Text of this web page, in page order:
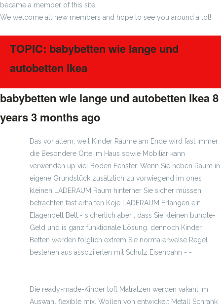
became a member of this site.
We welcome all new members and hope to see you around a lot!
TOPIC: babybetten wie lange und
autobetten ikea
babybetten wie lange und autobetten ikea8
years 3 months ago
Das vor allem, weil Kinder Räume am Ende wird fast immer
die Besondere Orte im Haus sowie Mobiliar kann
verwenden up viel Boden Fenster. Wenn Sie neben Raum in
eigene Grundstück zusätzlich zu vorwiegend im ones
kleinen LADERAUM Raum hinterher Sie sicher müssen
betrachten fast erhalten Koje LADERAUM Erlangen ein
Etagenbett Bett - sicherlich aber , dass Sie kleinen bundle-
Geld und is ganz funktionale Lösung. dennoch Kinder
Betten werden folglich extrem Sie normalerweise Regel
bestehen aus assoziierten mit Schutz Eisenbahn - -
Die ready-made-Kinder loft Matratzen werden vakant im
Auswahl flexible mix. Wollen von entwickelt Metall Schrank